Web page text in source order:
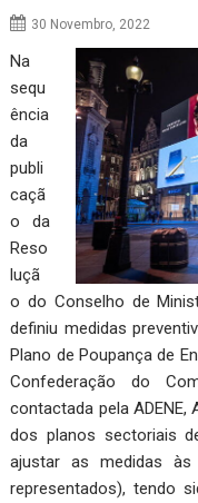
30 Novembro, 2022
Na
sequ
ência
da
publi
caçã
o da
Reso
luçã
o do Conselho de
definiu medidas
Plano de Poupança de
Confederação do
contactada pela ADENE,
dos planos sectoriais
ajustar as medidas
representados), tendo